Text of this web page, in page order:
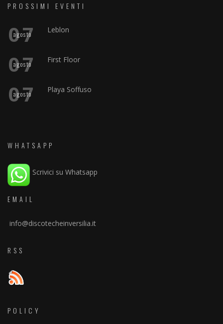
PROSSIMI EVENTI
07
agosto Leblon
07
agosto First Floor
07
agosto Playa Soffuso
WHATSAPP
Scrivici su Whatsapp
EMAIL
info@discotecheinversilia.it
RSS
POLICY